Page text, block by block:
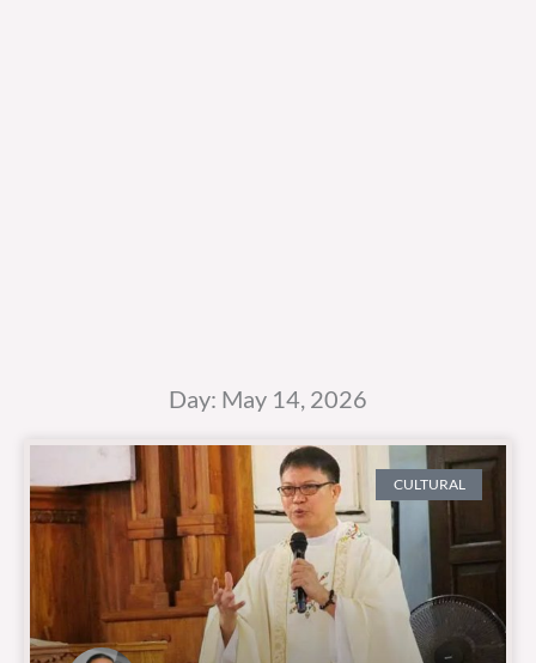
Day: May 14, 2026
CULTURAL